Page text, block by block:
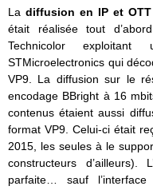
La diffusion en IP et OTT
était réalisée tout
Technicolor
STMicroelectronics qui
VP9. La diffusion sur le
encodage BBright à 16
contenus étaient aussi
format VP9. Celui-ci était
2015, les seules à le
constructeurs d’ailleurs).
parfaite… sauf